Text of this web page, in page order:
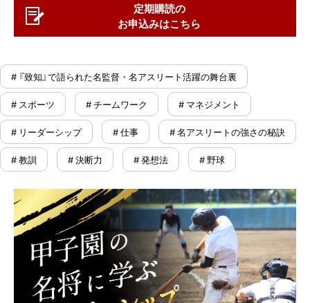
定期購読の
お申込みはこちら
# 『致知』で語られた名監督・名アスリート活躍の舞台裏
# スポーツ # チームワーク # マネジメント
# リーダーシップ # 仕事 # 名アスリートの強さの秘訣
# 教訓 # 決断力 # 発想法 # 野球